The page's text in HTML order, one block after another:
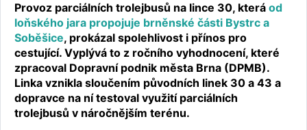
Provoz parciálních trolejbusů na lince 30, která od
loňského jara propojuje brněnské části Bystrc a
Soběšice, prokázal spolehlivost i přínos pro
cestující. Vyplývá to z ročního vyhodnocení, které
zpracoval Dopravní podnik města Brna (DPMB).
Linka vznikla sloučením původních linek 30 a 43 a
dopravce na ní testoval využití parciálních
trolejbusů v náročnějším terénu.